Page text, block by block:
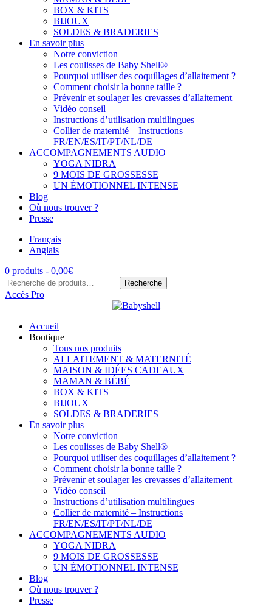
BOX & KITS
BIJOUX
SOLDES & BRADERIES
En savoir plus
Notre conviction
Les coulisses de Baby Shell®
Pourquoi utiliser des coquillages d’allaitement ?
Comment choisir la bonne taille ?
Prévenir et soulager les crevasses d’allaitement
Vidéo conseil
Instructions d’utilisation multilingues
Collier de maternité – Instructions
FR/EN/ES/IT/PT/NL/DE
ACCOMPAGNEMENTS AUDIO
YOGA NIDRA
9 MOIS DE GROSSESSE
UN ÉMOTIONNEL INTENSE
Blog
Où nous trouver ?
Presse
Français
Anglais
0 produits - 0,00€
Recherche
pour :
Recherche
Accès Pro
Accueil
Boutique
Tous nos produits
ALLAITEMENT & MATERNITÉ
MAISON & IDÉES CADEAUX
MAMAN & BÉBÉ
BOX & KITS
BIJOUX
SOLDES & BRADERIES
En savoir plus
Notre conviction
Les coulisses de Baby Shell®
Pourquoi utiliser des coquillages d’allaitement ?
Comment choisir la bonne taille ?
Prévenir et soulager les crevasses d’allaitement
Vidéo conseil
Instructions d’utilisation multilingues
Collier de maternité – Instructions
FR/EN/ES/IT/PT/NL/DE
ACCOMPAGNEMENTS AUDIO
YOGA NIDRA
9 MOIS DE GROSSESSE
UN ÉMOTIONNEL INTENSE
Blog
Où nous trouver ?
Presse